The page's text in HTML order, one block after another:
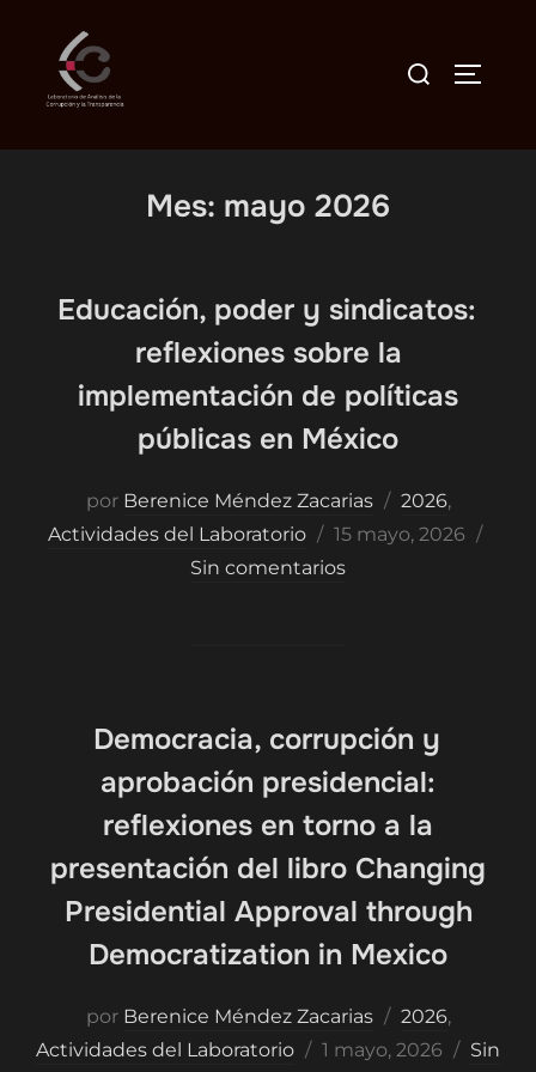
contenido
Buscar:
Mes: mayo 2026
Educación, poder y sindicatos:
reflexiones sobre la
implementación de políticas
públicas en México
por Berenice Méndez Zacarias 2026,
Actividades del Laboratorio
Publicado
el
15 mayo, 2026
Sin comentarios
Democracia, corrupción y
aprobación presidencial:
reflexiones en torno a la
presentación del libro Changing
Presidential Approval through
Democratization in Mexico
por Berenice Méndez Zacarias 2026,
Actividades del Laboratorio
Publicado
1 mayo, 2026 Sin